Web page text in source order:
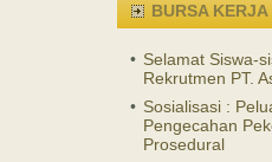
BURSA KERJA
• Selamat Siswa-
Rekrutmen PT.
• Sosialisasi :
Pengecahan
Prosedural